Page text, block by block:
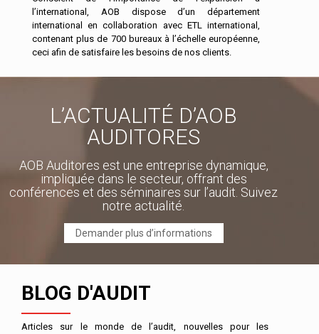
l’international, AOB dispose d’un département
international en collaboration avec ETL international,
contenant plus de 700 bureaux à l’échelle européenne,
ceci afin de satisfaire les besoins de nos clients.
L’ACTUALITÉ D’AOB
AUDITORES
AOB Auditores est une entreprise dynamique,
impliquée dans le secteur, offrant des
conférences et des séminaires sur l’audit. Suivez
notre actualité.
Demander plus d’informations
BLOG D'AUDIT
Articles sur le monde de l’audit, nouvelles pour les